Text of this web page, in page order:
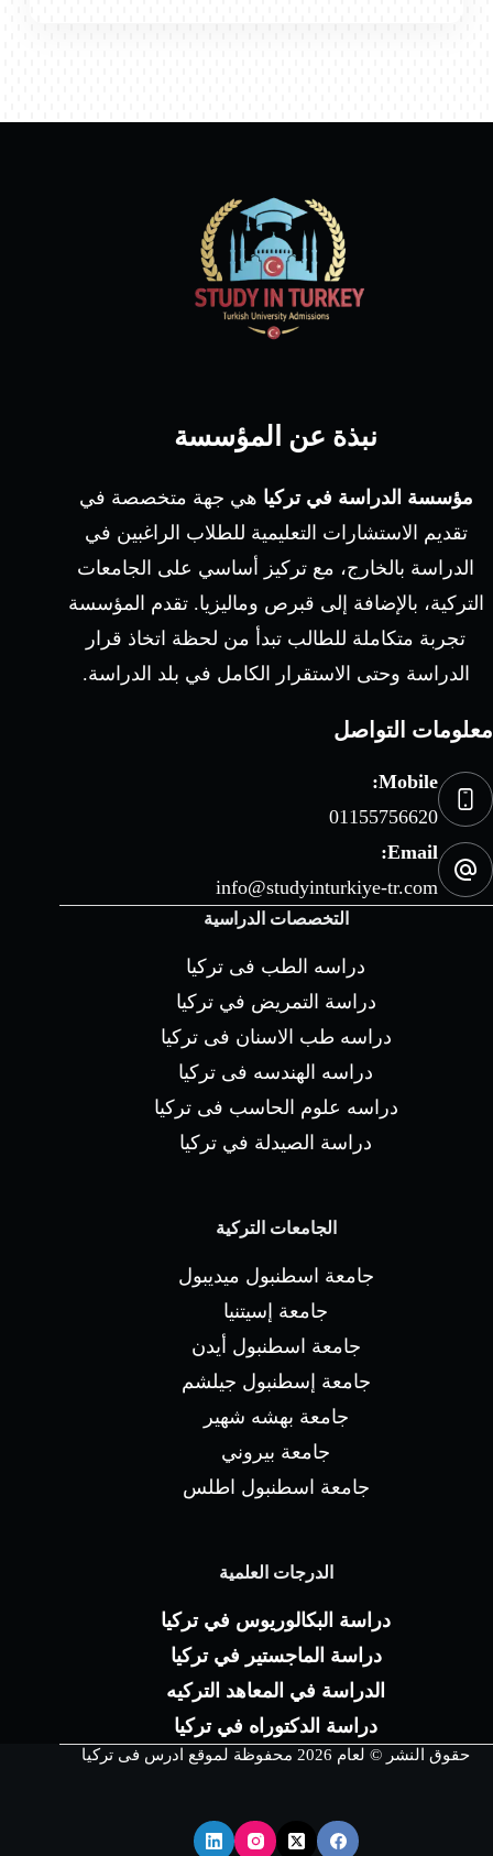
نبذة عن المؤسسة
مؤسسة الدراسة في تركيا هي جهة متخصصة في
تقديم الاستشارات التعليمية للطلاب الراغبين في
الدراسة بالخارج، مع تركيز أساسي على الجامعات
التركية، بالإضافة إلى قبرص وماليزيا. تقدم المؤسسة
تجربة متكاملة للطالب تبدأ من لحظة اتخاذ قرار
الدراسة وحتى الاستقرار الكامل في بلد الدراسة.
معلومات التواصل
Mobile:
01155756620
Email:
info@studyinturkiye-tr.com
التخصصات الدراسية
دراسه الطب فى تركيا
دراسة التمريض في تركيا
دراسه طب الاسنان فى تركيا
دراسه الهندسه فى تركيا
دراسه علوم الحاسب فى تركيا
دراسة الصيدلة في تركيا
الجامعات التركية
جامعة اسطنبول ميديبول
جامعة إسيتنيا
جامعة اسطنبول أيدن
جامعة إسطنبول جيلشم
جامعة بهشه شهير
جامعة بيروني
جامعة اسطنبول اطلس
الدرجات العلمية
دراسة البكالوريوس في تركيا
دراسة الماجستير في تركيا
الدراسة في المعاهد التركيه
دراسة الدكتوراه في تركيا
حقوق النشر © لعام 2026 محفوظة لموقع ادرس فى تركيا